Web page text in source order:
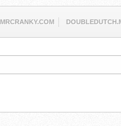
MRCRANKY.COM